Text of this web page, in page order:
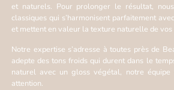
et naturels. Pour prolonger le résultat,
classiques qui s’harmonisent parfaitement
et mettent en valeur la texture naturelle de vos
Notre expertise s’adresse à toutes près de
adepte des tons froids qui durent dans le
naturel avec un gloss végétal, notre équipe
attention.